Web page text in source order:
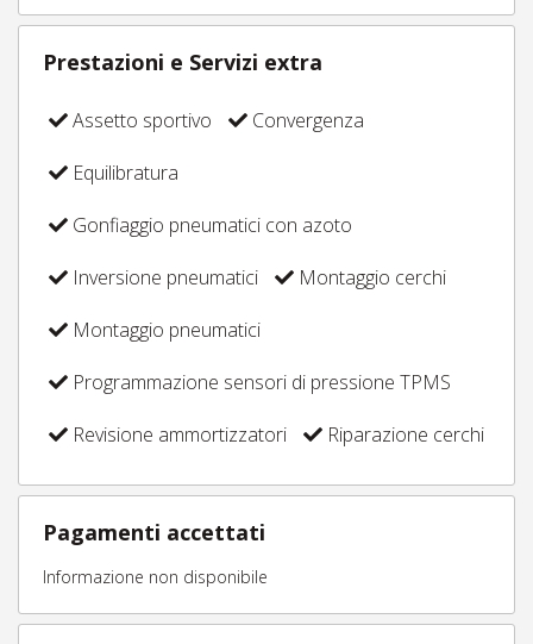
Prestazioni e Servizi extra
Assetto sportivo
Convergenza
Equilibratura
Gonfiaggio pneumatici con azoto
Inversione pneumatici
Montaggio cerchi
Montaggio pneumatici
Programmazione sensori di pressione TPMS
Revisione ammortizzatori
Riparazione cerchi
Pagamenti accettati
Informazione non disponibile